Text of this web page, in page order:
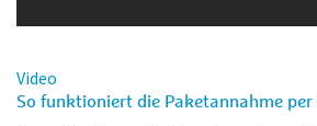
Video
So funktioniert die Paketannahme per